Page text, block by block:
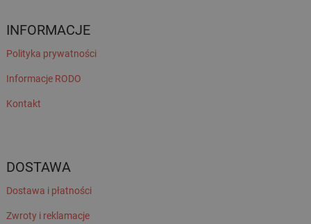
INFORMACJE
Polityka prywatności
Informacje RODO
Kontakt
DOSTAWA
Dostawa i płatności
Zwroty i reklamacje